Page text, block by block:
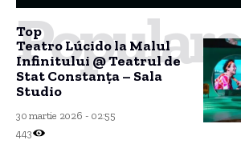
Top
Populare
Teatro Lúcido la Malul
Infinitului @ Teatrul de
Stat Constanţa – Sala
Studio
30 martie 2026 - 02:55
443